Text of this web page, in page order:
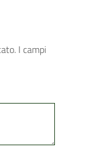
I campi